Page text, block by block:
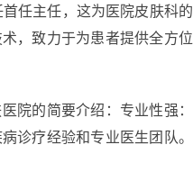
任主任，这为医院皮肤科的
，致力于为患者提供全方位
院的简要介绍：专业性强：
诊疗经验和专业医生团队。